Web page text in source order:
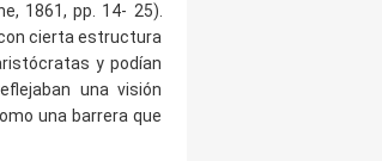
1861, pp. 14- 25).
cierta estructura
y podían
una visión
una barrera que